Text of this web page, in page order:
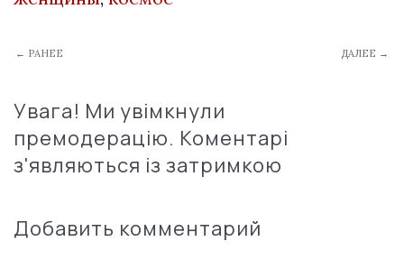
← РАНЕЕ ДАЛЕЕ →
Увага! Ми увімкнули
премодерацію. Коментарі
з'являються із затримкою
Добавить комментарий